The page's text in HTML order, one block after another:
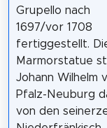
Grupello nach
1697/vor 1708
fertiggestellt.
Marmorstatue
Johann Wilhelm
Pfalz-Neuburg
von den